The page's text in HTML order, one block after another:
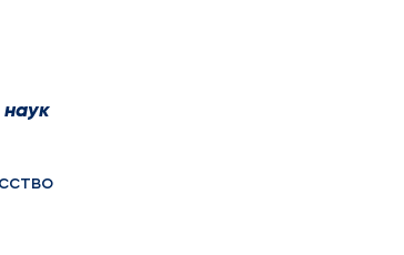
наук